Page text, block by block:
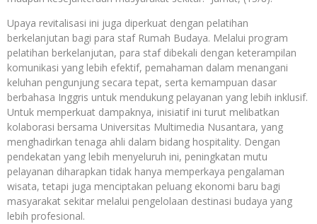
Upaya revitalisasi ini juga diperkuat dengan pelatihan
berkelanjutan bagi para staf Rumah Budaya. Melalui program
pelatihan berkelanjutan, para staf dibekali dengan keterampilan
komunikasi yang lebih efektif, pemahaman dalam menangani
keluhan pengunjung secara tepat, serta kemampuan dasar
berbahasa Inggris untuk mendukung pelayanan yang lebih inklusif.
Untuk memperkuat dampaknya, inisiatif ini turut melibatkan
kolaborasi bersama Universitas Multimedia Nusantara, yang
menghadirkan tenaga ahli dalam bidang hospitality. Dengan
pendekatan yang lebih menyeluruh ini, peningkatan mutu
pelayanan diharapkan tidak hanya memperkaya pengalaman
wisata, tetapi juga menciptakan peluang ekonomi baru bagi
masyarakat sekitar melalui pengelolaan destinasi budaya yang
lebih profesional.